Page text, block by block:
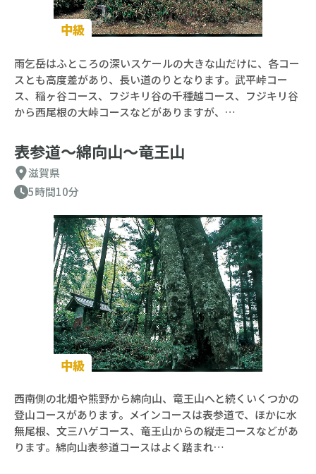
中級
雨乞岳はふところの深いスケールの大きな山だけに、各コー
スとも高度差があり、長い道のりとなります。武平峠コー
ス、稲ヶ谷コース、フジキリ谷の千種越コース、フジキリ谷
から西尾根の大峠コースなどがありますが、…
表参道〜綿向山〜竜王山
滋賀県
5時間10分
中級
西南側の北畑や熊野から綿向山、竜王山へと続くいくつかの
登山コースがあります。メインコースは表参道で、ほかに水
無尾根、文三ハゲコース、竜王山からの縦走コースなどがあ
ります。綿向山表参道コースはよく踏まれ…